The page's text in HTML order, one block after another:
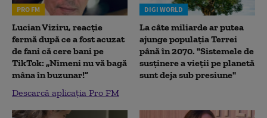
PRO FM
Lucian Viziru, reacție
fermă după ce a fost acuzat
de fani că cere bani pe
TikTok: „Nimeni nu vă bagă
mâna în buzunar!”
Descarcă aplicația Pro FM
DIGI WORLD
La câte miliarde ar putea
ajunge populația Terrei
până în 2070. "Sistemele de
susținere a vieții pe planetă
sunt deja sub presiune"